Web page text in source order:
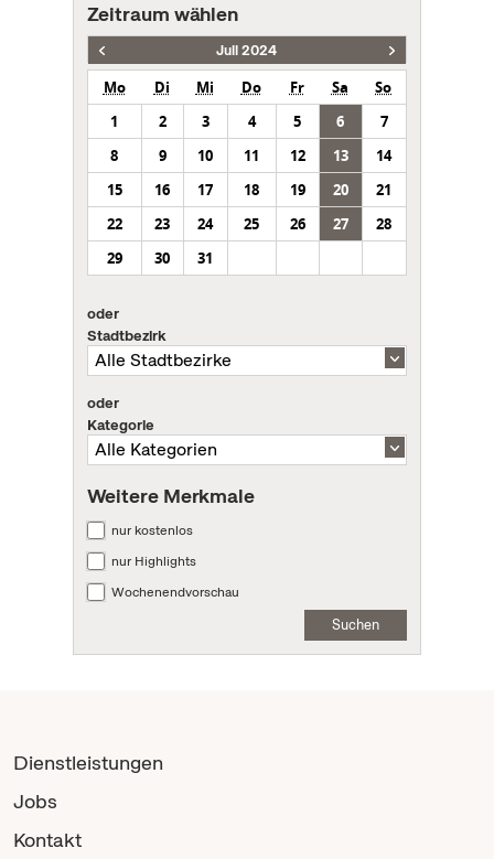
Zeitraum wählen
Juli 2024
Mo Di Mi Do Fr Sa
So
1
2 3 4 5 6
7
8
9 10 11 12 13
14
15
16 17 18 19 20
21
22
23 24 25 26 27
28
29
30 31
oder
Stadtbezirk
oder
Kategorie
Weitere Merkmale
nur kostenlos
nur Highlights
Wochenendvorschau
Suchen
Dienstleistungen
Jobs
Kontakt